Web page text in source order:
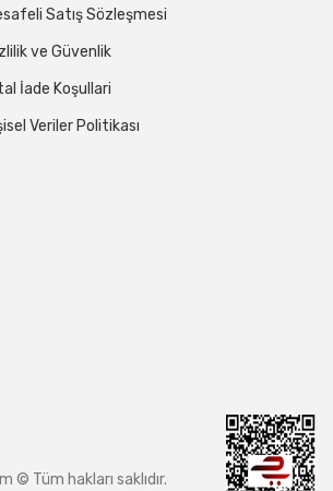
Satış Sözleşmesi
ve Güvenlik
İade Koşullari
Veriler Politikası
Tüm hakları saklıdır.